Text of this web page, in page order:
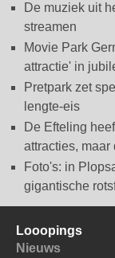
De muziek uit
streamen
Movie Park
attractie' in
Pretpark zet
lengte-eis
De Efteling
attracties,
Foto's: in
gigantische
Looopings
Nieuws